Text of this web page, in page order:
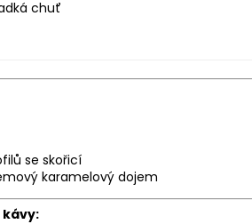
chuť
se skořicí
karamelový dojem
kávy: